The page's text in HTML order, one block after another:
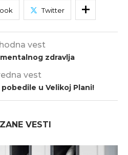
Twitter
vest
zdravlja
vest
pobedile u Velikoj Plani!
VESTI